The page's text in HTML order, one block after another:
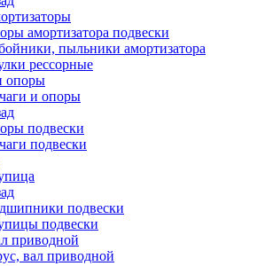
амортизатора подвески
пыльники амортизатора
рессорные
опоры
и опоры
подвески
подвески
подвески
подвески
приводной
вал приводной